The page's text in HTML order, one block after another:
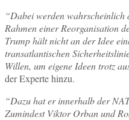
“Dabei werden wahrscheinlich
Rahmen einer Reorganisation
Trump hält nicht an der Idee
transatlantischen
Willen, um eigene Ideen trotz
der Experte hinzu.
“Dazu hat er innerhalb der
Zumindest Viktor Orban und